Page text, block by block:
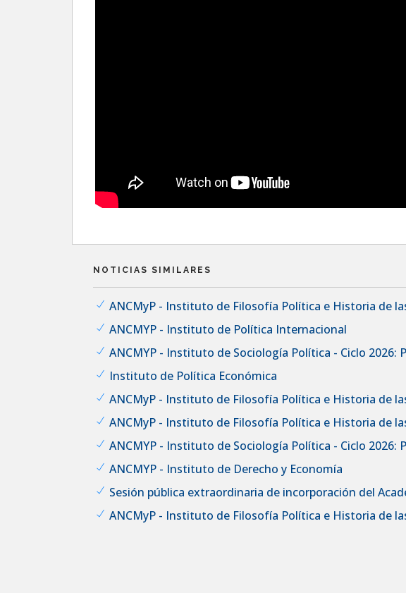
NOTICIAS SIMILARES
ANCMyP - Instituto de Filosofía Política e Historia de
ANCMYP - Instituto de Política Internacional
ANCMYP - Instituto de Sociología Política - Ciclo 2026:
Instituto de Política Económica
ANCMyP - Instituto de Filosofía Política e Historia de
ANCMyP - Instituto de Filosofía Política e Historia de
ANCMYP - Instituto de Sociología Política - Ciclo 2026:
ANCMYP - Instituto de Derecho y Economía
Sesión pública extraordinaria de incorporación del
ANCMyP - Instituto de Filosofía Política e Historia de